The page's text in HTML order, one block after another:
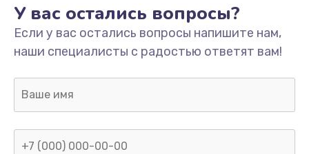
Замена/Pемонт карбюратора
1300 руб.
Заказать
Ремонт капиллярной трубки
400 руб.
У вас остались вопросы?
Если у вас остались вопросы напишите нам,
наши специалисты с радостью ответят вам!